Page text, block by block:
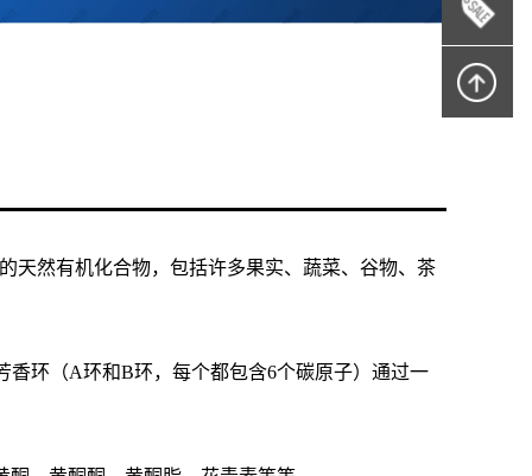
天然有机化合物，包括许多果实、蔬菜、谷物、茶
香环（A环和B环，每个都包含6个碳原子）通过一